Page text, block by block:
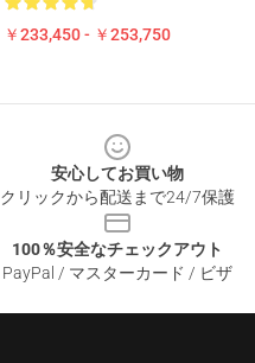
￥233,450 - ￥253,750
安心してお買い物
クリックから配送まで24/7保護
100％安全なチェックアウト
PayPal / マスターカード / ビザ